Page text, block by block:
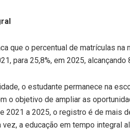
que o percentual de matrículas
para 25,8%, em 2025,
o estudante permanece na
o objetivo de ampliar as
2021 a 2025, o registro é de mais
a educação em tempo integral